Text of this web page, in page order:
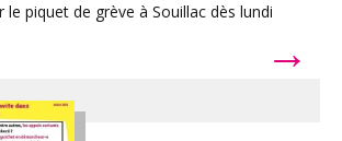
le piquet de grève à Souillac dès lundi
→